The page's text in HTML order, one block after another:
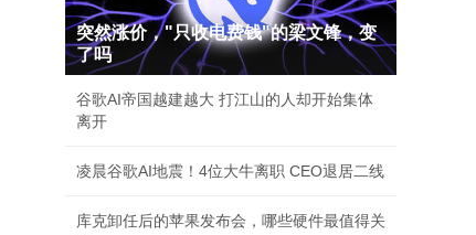
突然涨价，"只收电费钱"的梁文锋，变
了吗
谷歌AI帝国越建越大 打江山的人却开始集体
离开
凌晨谷歌AI地震！4位大牛离职 CEO退居二线
库克卸任后的苹果发布会，哪些硬件最值得关